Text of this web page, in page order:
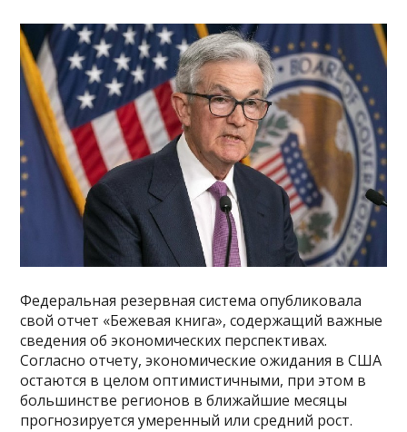
Федеральная резервная система опубликовала
свой отчет «Бежевая книга», содержащий важные
сведения об экономических перспективах.
Согласно отчету, экономические ожидания в США
остаются в целом оптимистичными, при этом в
большинстве регионов в ближайшие месяцы
прогнозируется умеренный или средний рост.